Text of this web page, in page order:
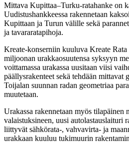
Mittava Kupittaa–Turku-ratahanke on
Uudistushankkeessa rakennetaan
Kupittaan ja Turun välille sekä
ja tavararatapihoja.
Kreate-konserniin kuuluva Kreate Rata
miljoonan urakkaosuutensa syksyyn
voittamassa urakassa uusitaan viisi
päällysrakenteet sekä tehdään mittavat
Toijalan suunnan radan geometriaa
muutetaan.
Urakassa rakennetaan myös tilapäinen
valaistuksineen, uusi autolastauslaituri
liittyvät sähkörata-, vahvavirta- ja
urakkaan kuuluu tukimuurin